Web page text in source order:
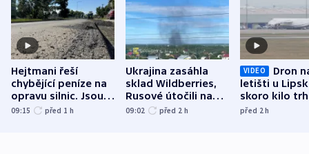
Hejtmani řeší
chybějící peníze na
opravu silnic. Jsou
nenárokové, namítá
09:15 před 1 h
Ukrajina zasáhla
sklad Wildberries,
Rusové útočili na
trh, hasiče či
09:02 před 2 h
VIDEO
Dron
letišti u
skoro kilo
indicie
před 2h